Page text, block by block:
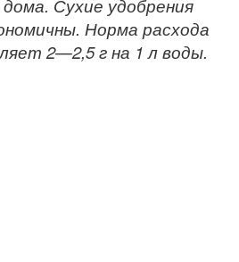
Сухие удобрения
Норма расхода
2—2,5 г на 1 л воды.